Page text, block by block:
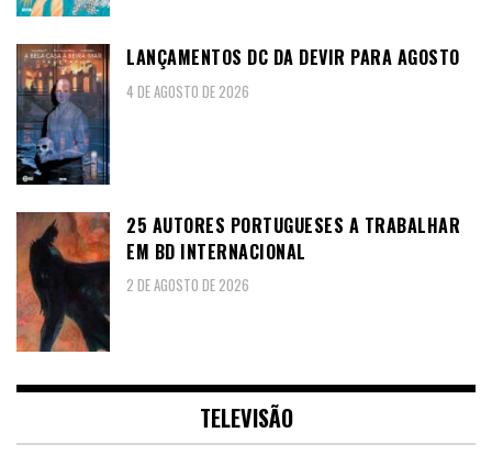
LANÇAMENTOS DC DA DEVIR PARA AGOSTO
4 DE AGOSTO DE 2026
25 AUTORES PORTUGUESES A TRABALHAR
EM BD INTERNACIONAL
2 DE AGOSTO DE 2026
TELEVISÃO